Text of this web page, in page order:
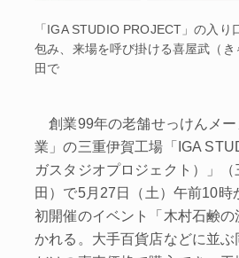
「IGA STUDIO PROJECT」の入り
包み、来場を呼び掛ける喜屋武（
田で
創業99年の老舗せっけんメー
業」の三重伊賀工場「IGA
ガスタジオプロジェクト）」
田）で5月27日（土）午前10時
初開催のイベント「木村石鹸
かれる。大手百貨店などに並ぶ